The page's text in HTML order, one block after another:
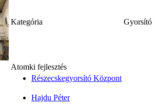
Kategória Gyorsító
Atomki fejlesztés
Részecskegyorsító Központ
Hajdu Péter